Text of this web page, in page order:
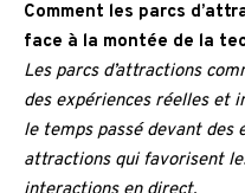
Comment les parcs
face à la montée de la
Les parcs d’attractions
des expériences réelles et
le temps passé devant des
attractions qui favorisent